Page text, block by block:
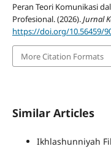
Peran Teori Komunikasi
Profesional. (2026).Jurnal
https://doi.org/10.56459/
More Citation Formats
Similar Articles
Ikhlashunniyah